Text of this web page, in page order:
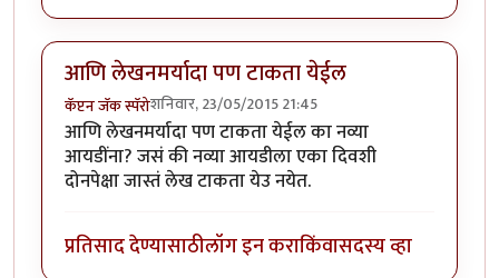
आणि लेखनमर्यादा पण टाकता येईल
कॅप्टन जॅक स्पॅरोशनिवार, 23/05/2015 21:45
आणि लेखनमर्यादा पण टाकता येईल का नव्या
आयडींना? जसं की नव्या आयडीला एका दिवशी
दोनपेक्षा जास्तं लेख टाकता येउ नयेत.
प्रतिसाद देण्यासाठीलॉग इन कराकिंवासदस्य व्हा